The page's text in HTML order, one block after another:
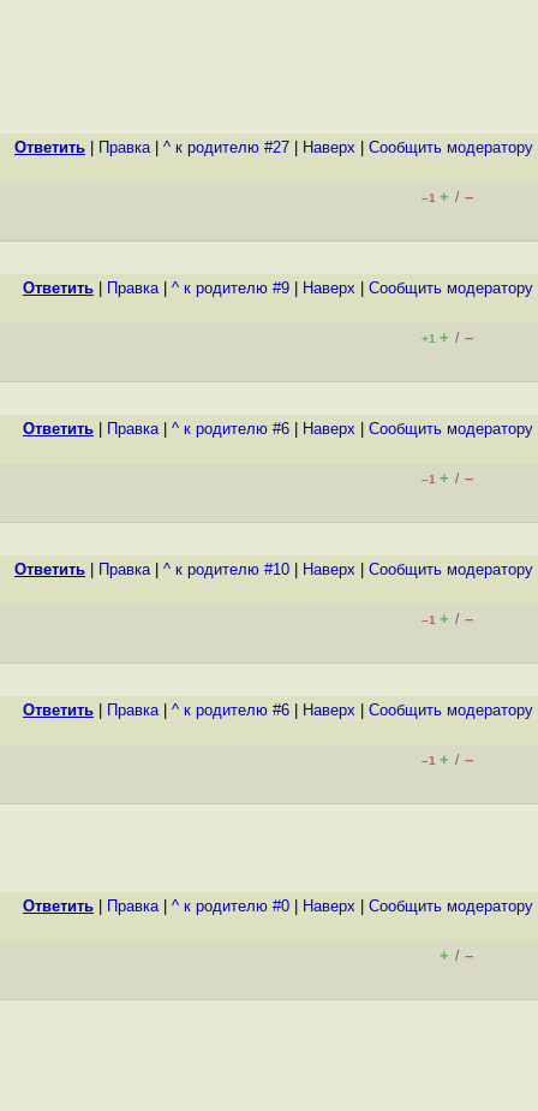
Ответить Правка| ^ к родителю #27 Наверх Cообщить модератору
–1 + / –
Ответить Правка| ^ к родителю #9 Наверх Cообщить модератору
+1 + / –
Ответить Правка| ^ к родителю #6 Наверх Cообщить модератору
–1 + / –
Ответить Правка| ^ к родителю #10 Наверх Cообщить модератору
–1 + / –
Ответить Правка| ^ к родителю #6 Наверх Cообщить модератору
–1 + / –
Ответить Правка| ^ к родителю #0 Наверх Cообщить модератору
+ / –